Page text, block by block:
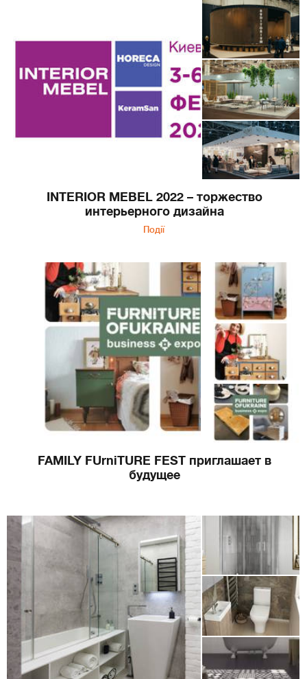
INTERIOR MEBEL 2022 – торжество
интерьерного дизайна
Події
FAMILY FUrniTURE FEST приглашает в
будущее